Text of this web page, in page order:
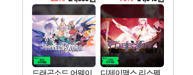
드래곤소드 어웨이
디제이맥스 리스펙